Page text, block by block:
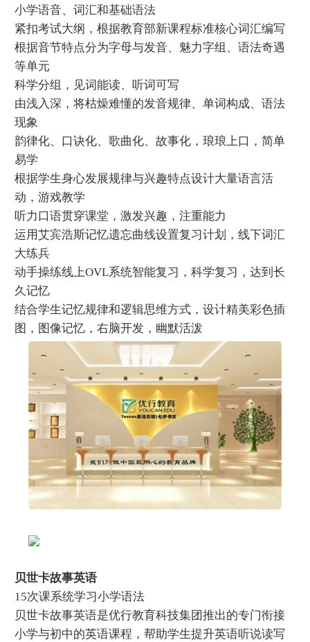
小学语音、词汇和基础语法
紧扣考试大纲，根据教育部新课程标准核心词汇编写
根据音节特点分为字母与发音、魅力字组、语法奇遇
等单元
科学分组，见词能读、听词可写
由浅入深，将枯燥难懂的发音规律、单词构成、语法
现象
韵律化、口诀化、歌曲化、故事化，琅琅上口，简单
易学
根据学生身心发展规律与兴趣特点设计大量语言活
动，游戏教学
听力口语贯穿课堂，激发兴趣，注重能力
运用艾宾浩斯记忆遗忘曲线设置复习计划，线下词汇
大练兵
动手操练线上OVL系统智能复习，科学复习，达到长
久记忆
结合学生记忆规律和逻辑思维方式，设计精美彩色插
图，图像记忆，右脑开发，幽默活泼
贝世卡故事英语
15次课系统学习小学语法
贝世卡故事英语是优行教育科技集团推出的专门衔接
小学与初中的英语课程，帮助学生提升英语听说读写